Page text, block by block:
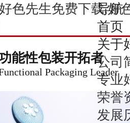
色先生免费下载,好
能性包装开拓者
Packaging Leader
导航
首页
关于
公司
专业
荣誉
发展